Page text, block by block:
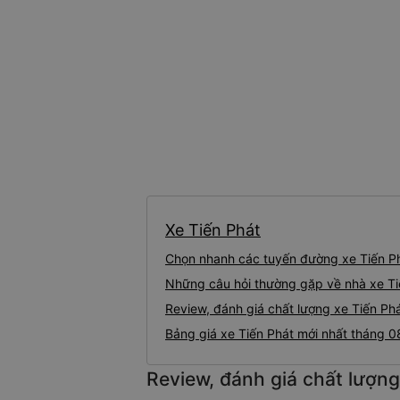
Xe Tiến Phát
Chọn nhanh các tuyến đường xe Tiến
Những câu hỏi thường gặp về nhà xe
Review, đánh giá chất lượng xe Tiến
Bảng giá xe Tiến Phát mới nhất tháng
Review, đánh giá chất